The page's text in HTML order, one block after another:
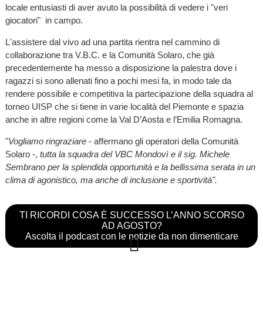
locale entusiasti di aver avuto la possibilità di vedere i "veri
giocatori" in campo.
L'assistere dal vivo ad una partita rientra nel cammino di
collaborazione tra V.B.C. e la Comunità Solaro, che già
precedentemente ha messo a disposizione la palestra dove i
ragazzi si sono allenati fino a pochi mesi fa, in modo tale da
rendere possibile e competitiva la partecipazione della squadra al
torneo UISP che si tiene in varie località del Piemonte e spazia
anche in altre regioni come la Val D’Aosta e l’Emilia Romagna.
"Vogliamo ringraziare - affermano gli operatori della Comunità
Solaro -, tutta la squadra del VBC Mondovì e il sig. Michele
Sembrano per la splendida opportunità e la bellissima serata in un
clima di agonistico, ma anche di inclusione e sportività".
TI RICORDI COSA È SUCCESSO L’ANNO SCORSO
AD AGOSTO?
Ascolta il podcast con le notizie da non dimenticare